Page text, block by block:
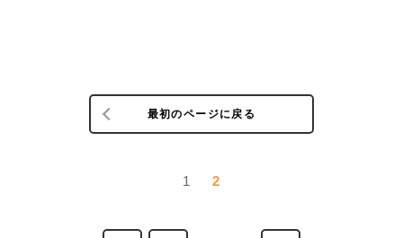
最初のページに戻る
1 2